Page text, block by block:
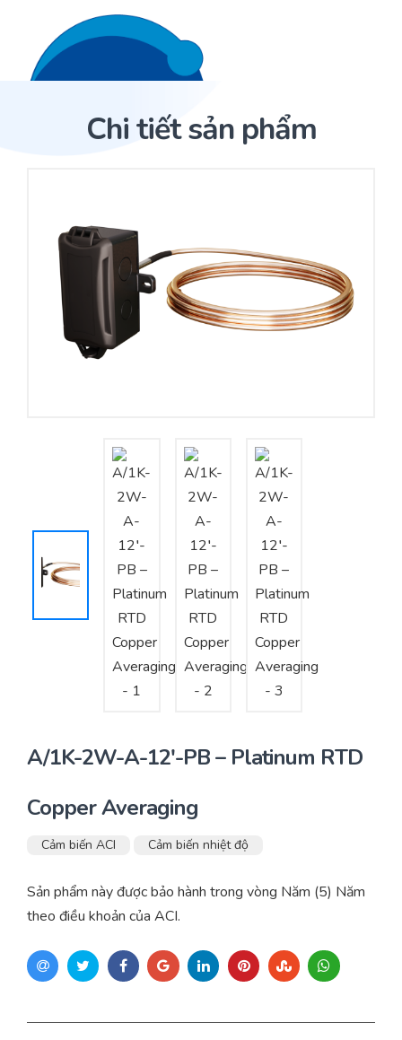
Trang Chủ
Cảm biến ACI
Nhà phân phối cảm biến
Nhà sản xuất thiết bị điều khiển
Tư vấn – Thiết kế – Cung cấp thiết bị HVAC
Tư vấn thiết kế, thi công tủ điều khiển
Thi công – Lắp đặt hệ thống HVAC
Sản phẩm
Dự án
Bài viết
Chi tiết sản phẩm
A/1K-2W-A-12′-PB – Platinum RTD
Copper Averaging
Cảm biến ACI Cảm biến nhiệt độ
Sản phẩm này được bảo hành trong vòng Năm (5) Năm
theo điều khoản của ACI.